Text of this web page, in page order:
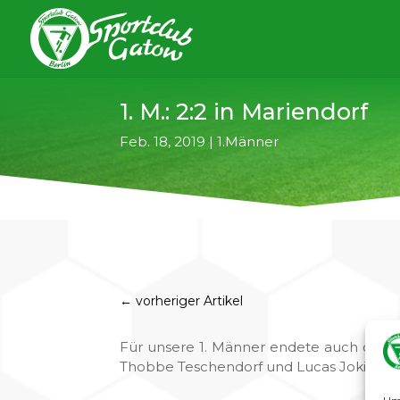
1. M.: 2:2 in Mariendorf
Feb. 18, 2019 |1.Männer
←vorheriger Artikel
Für unsere 1. Männer endete auch das
Thobbe Teschendorf und Lucas Jokisch.